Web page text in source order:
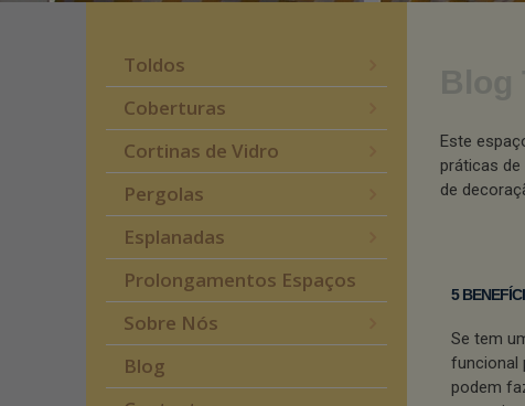
Toldos
Coberturas
Cortinas de Vidro
Pergolas
Esplanadas
Prolongamentos Espaços
Sobre Nós
Blog
Este
práticas
de
5
Se tem
funcional
podem